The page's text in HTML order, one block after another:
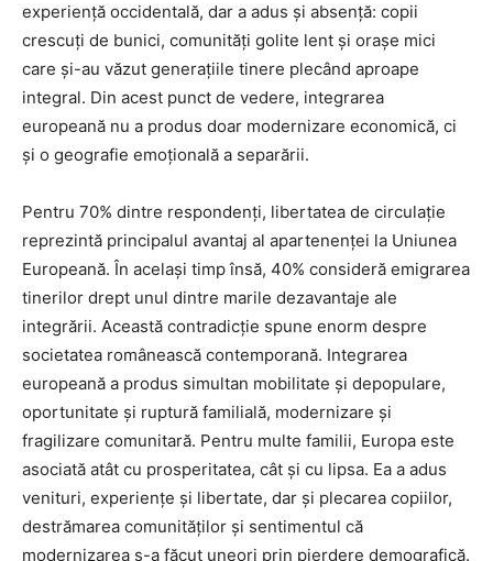
experiență occidentală, dar a adus și absență: copii
crescuți de bunici, comunități golite lent și orașe mici
care și-au văzut generațiile tinere plecând aproape
integral. Din acest punct de vedere, integrarea
europeană nu a produs doar modernizare economică, ci
și o geografie emoțională a separării.
Pentru 70% dintre respondenți, libertatea de circulație
reprezintă principalul avantaj al apartenenței la Uniunea
Europeană. În același timp însă, 40% consideră emigrarea
tinerilor drept unul dintre marile dezavantaje ale
integrării. Această contradicție spune enorm despre
societatea românească contemporană. Integrarea
europeană a produs simultan mobilitate și depopulare,
oportunitate și ruptură familială, modernizare și
fragilizare comunitară. Pentru multe familii, Europa este
asociată atât cu prosperitatea, cât și cu lipsa. Ea a adus
venituri, experiențe și libertate, dar și plecarea copiilor,
destrămarea comunităților și sentimentul că
modernizarea s-a făcut uneori prin pierdere demografică.